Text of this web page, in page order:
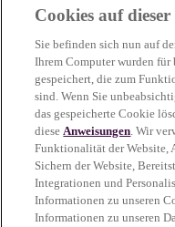
Cookies auf dieser
Sie befinden sich nun auf
Ihrem Computer wurden
gespeichert, die zum
sind. Wenn Sie
das gespeicherte Cookie
dieseAnweisungen. Wir
Funktionalität der Website,
Sichern der Website,
Integrationen und
Informationen zu unseren
Informationen zu unseren